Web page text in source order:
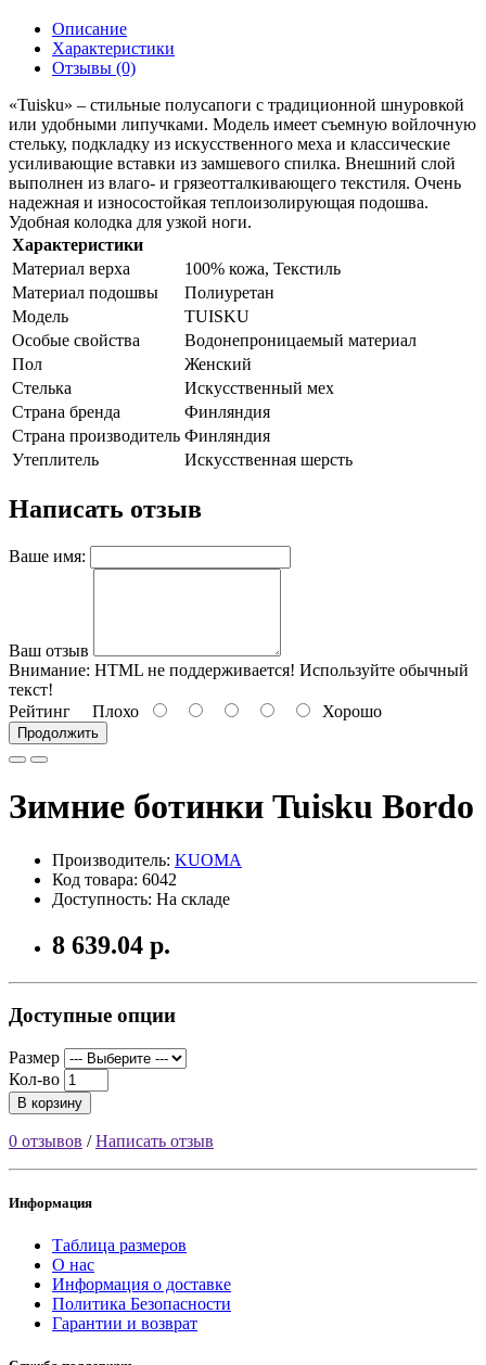
Описание
Характеристики
Отзывы (0)
«Tuisku» – стильные полусапоги с традиционной шнуровкой
или удобными липучками. Модель имеет съемную войлочную
стельку, подкладку из искусственного меха и классические
усиливающие вставки из замшевого спилка. Внешний слой
выполнен из влаго- и грязеотталкивающего текстиля. Очень
надежная и износостойкая теплоизолирующая подошва.
Удобная колодка для узкой ноги.
Характеристики
Материал верха
100% кожа, Текстиль
Материал подошвы
Полиуретан
Модель
TUISKU
Особые свойства
Водонепроницаемый материал
Пол
Женский
Стелька
Искусственный мех
Страна бренда
Финляндия
Страна производитель Финляндия
Утеплитель
Искусственная шерсть
Написать отзыв
Ваше имя:
Ваш отзыв
Внимание: HTML не поддерживается! Используйте обычный
текст!
Рейтинг Плохо Хорошо
Продолжить
Зимние ботинки Tuisku Bordo
Производитель: KUOMA
Код товара: 6042
Доступность: На складе
8 639.04 р.
Доступные опции
Размер
Кол-во
В корзину
0 отзывов /Написать отзыв
Информация
Таблица размеров
О нас
Информация о доставке
Политика Безопасности
Гарантии и возврат